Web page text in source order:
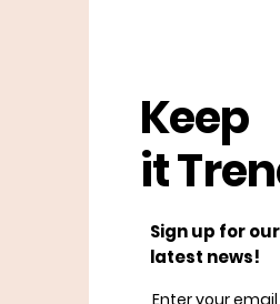
Keep
it
Sign up for
latest news!